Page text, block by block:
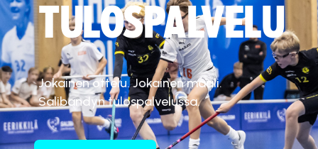
TULOSPALVELU
Jokainen ottelu. Jokainen maali.
Salibandyn tulospalvelussa.